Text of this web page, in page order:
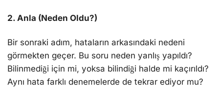
2. Anla (Neden Oldu?)
Bir sonraki adım, hataların arkasındaki nedeni
görmekten geçer. Bu soru neden yanlış yapıldı?
Bilinmediği için mi, yoksa bilindiği halde mi kaçırıldı?
Aynı hata farklı denemelerde de tekrar ediyor mu?